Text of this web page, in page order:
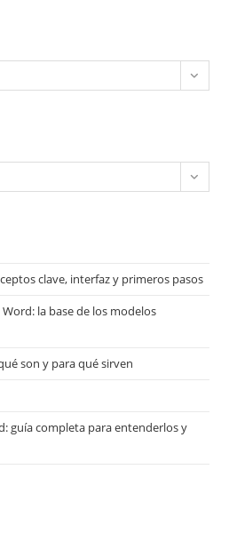
clave, interfaz y primeros pasos
la base de los modelos
son y para qué sirven
guía completa para entenderlos y